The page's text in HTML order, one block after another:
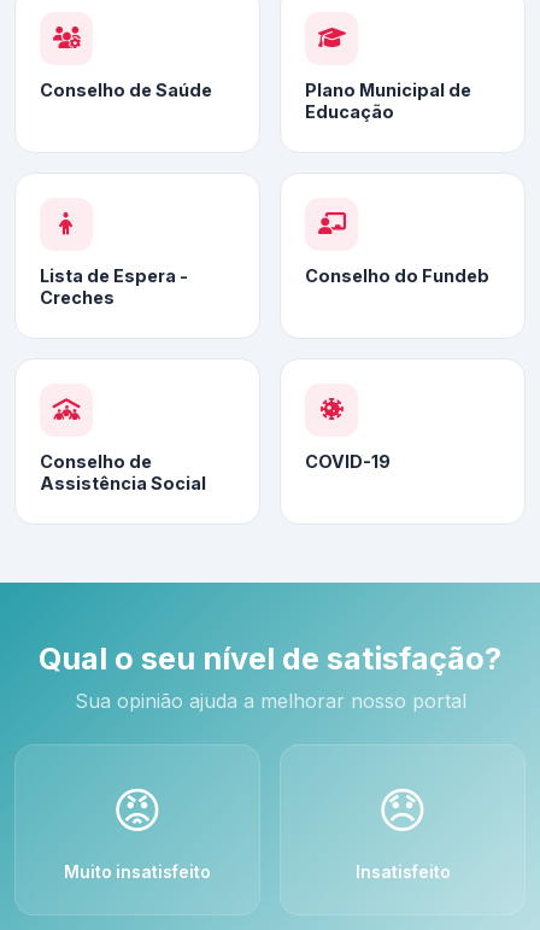
Conselho de Saúde
Plano Municipal de
Educação
Lista de Espera -
Creches
Conselho do Fundeb
Conselho de
Assistência Social
COVID-19
Qual o seu nível de satisfação?
Sua opinião ajuda a melhorar nosso portal
😡
Muito insatisfeito
😞
Insatisfeito